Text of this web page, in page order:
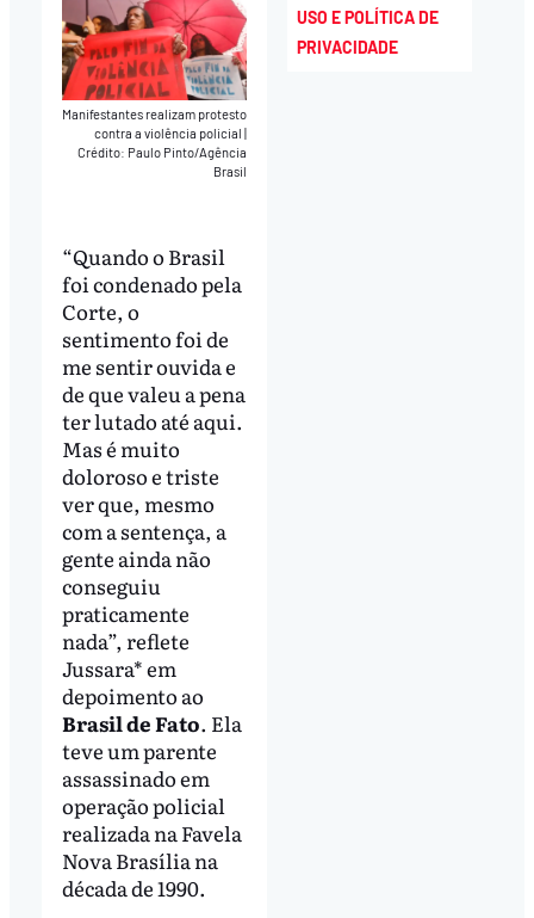
Manifestantes realizam protesto
contra a violência policial
Crédito: Paulo Pinto/Agência
Brasil
“Quando o Brasil
foi condenado pela
Corte, o
sentimento foi de
me sentir ouvida e
de que valeu a pena
ter lutado até aqui.
Mas é muito
doloroso e triste
ver que, mesmo
com a sentença, a
gente ainda não
conseguiu
praticamente
nada”, reflete
Jussara* em
depoimento ao
Brasil de Fato. Ela
teve um parente
assassinado em
operação policial
realizada na Favela
Nova Brasília na
década de 1990.
USO E POLÍTICA DE
PRIVACIDADE